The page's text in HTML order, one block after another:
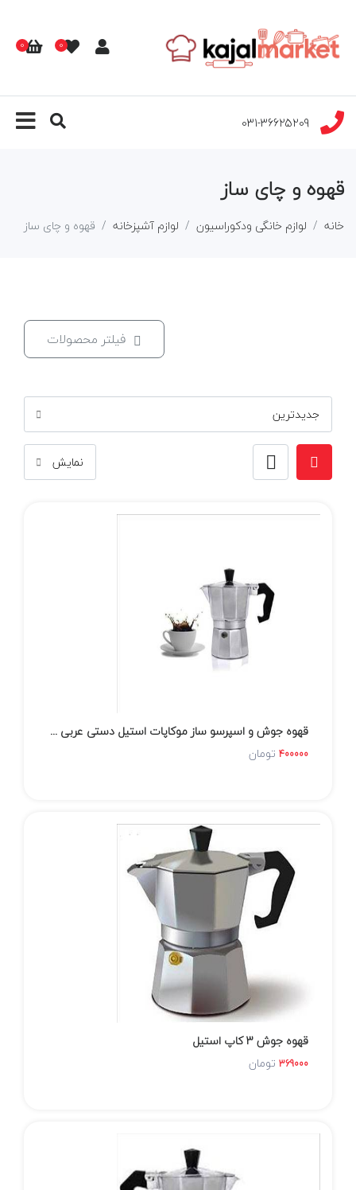
0
0
031-36625209
قهوه و چای ساز
خانه لوازم خانگی ودکوراسیون لوازم آشپزخانه قهوه و چای ساز
فیلتر محصولات
قهوه جوش و اسپرسو ساز موکاپات استیل دستی عربی ترکی 6 کاپ 6 نفره ارسال سریع
400000 تومان
قهوه جوش 3 کاپ استیل
369000 تومان